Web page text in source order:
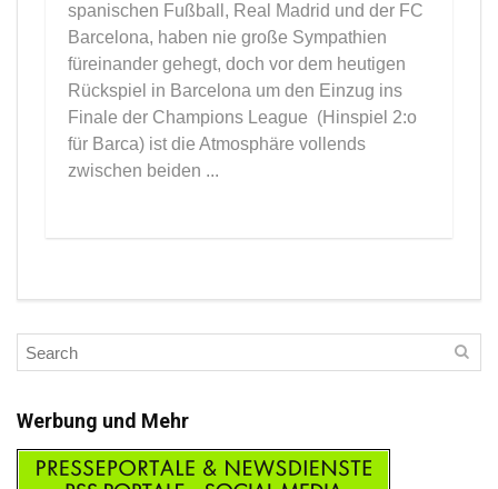
spanischen Fußball, Real Madrid und der FC
Barcelona, haben nie große Sympathien
füreinander gehegt, doch vor dem heutigen
Rückspiel in Barcelona um den Einzug ins
Finale der Champions League (Hinspiel 2:o
für Barca) ist die Atmosphäre vollends
zwischen beiden ...
Werbung und Mehr